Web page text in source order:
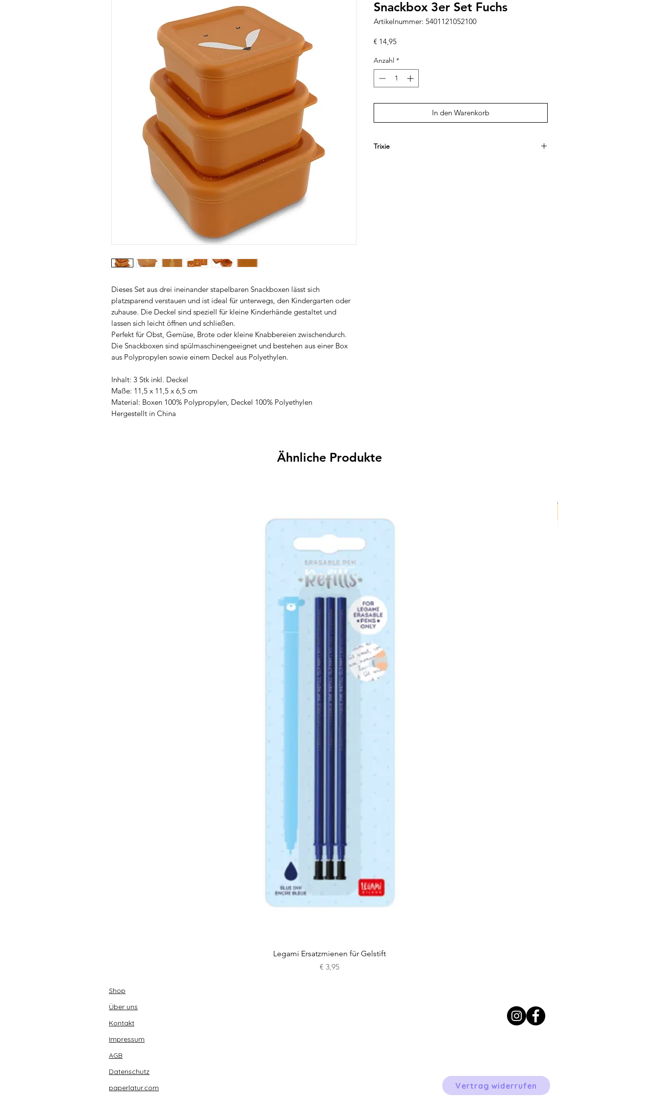
Dieses Set aus drei ineinander stapelbaren Snackboxen lässt sich
platzsparend verstauen und ist ideal für unterwegs, den Kindergarten oder
zuhause. Die Deckel sind speziell für kleine Kinderhände gestaltet und
lassen sich leicht öffnen und schließen.
Perfekt für Obst, Gemüse, Brote oder kleine Knabbereien zwischendurch.
Die Snackboxen sind spülmaschinengeeignet und bestehen aus einer Box
aus Polypropylen sowie einem Deckel aus Polyethylen.
Inhalt: 3 Stk inkl. Deckel
Maße: 11,5 x 11,5 x 6,5 cm
Material: Boxen 100% Polypropylen, Deckel 100% Polyethylen
Hergestellt in China
Snackbox 3er Set Fuchs
Artikelnummer: 5401121052100
€ 14,95Preis
Anzahl *
In den Warenkorb
Trixie
Ähnliche Produkte
Schnellansicht
Legami Ersatzmienen für Gelstift
Preis
€ 3,95
Shop
Über uns
Kontakt
Impressum
AGB
Datenschutz
paperlatur.com
Vertrag widerrufen